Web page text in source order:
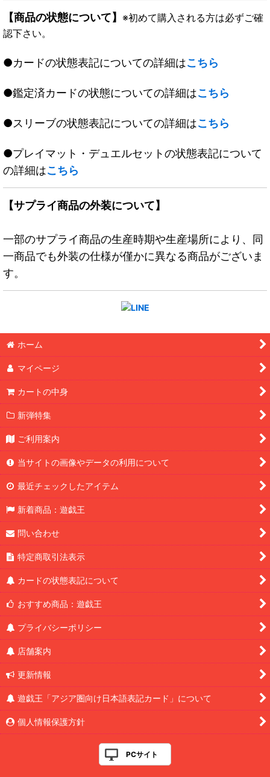
【商品の状態について】 ※初めて購入される方は必ずご確
認下さい。
●カードの状態表記についての詳細はこちら
●鑑定済カードの状態についての詳細はこちら
●スリーブの状態表記についての詳細はこちら
●プレイマット・デュエルセットの状態表記について
の詳細はこちら
【サプライ商品の外装について】
一部のサプライ商品の生産時期や生産場所により、同
一商品でも外装の仕様が僅かに異なる商品がございま
す。
ホーム
マイページ
カートの中身
新弾特集
ご利用案内
当サイトの画像やデータの利用について
最近チェックしたアイテム
新着商品：遊戯王
問い合わせ
特定商取引法表示
カードの状態表記について
おすすめ商品：遊戯王
プライバシーポリシー
店舗案内
更新情報
遊戯王「アジア圏向け日本語表記カード」について
個人情報保護方針
PCサイト